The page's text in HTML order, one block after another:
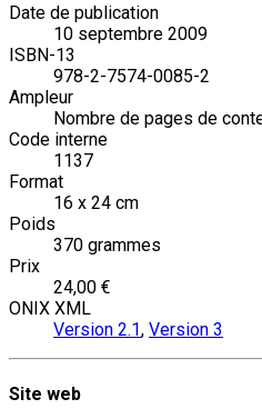
Date de publication
10 septembre 2009
ISBN-13
978-2-7574-0085-2
Ampleur
Nombre de pages de
Code interne
1137
Format
16 x 24 cm
Poids
370 grammes
Prix
24,00 €
ONIX XML
Version 2.1, Version 3
Site web